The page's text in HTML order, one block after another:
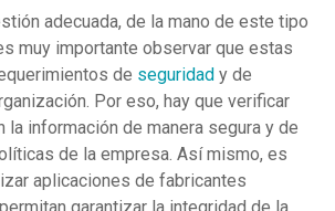
adecuada, de la mano de este tipo
muy importante observar que estas
de seguridad y de
Por eso, hay que verificar
la información de manera segura y de
de la empresa. Así mismo, es
aplicaciones de fabricantes